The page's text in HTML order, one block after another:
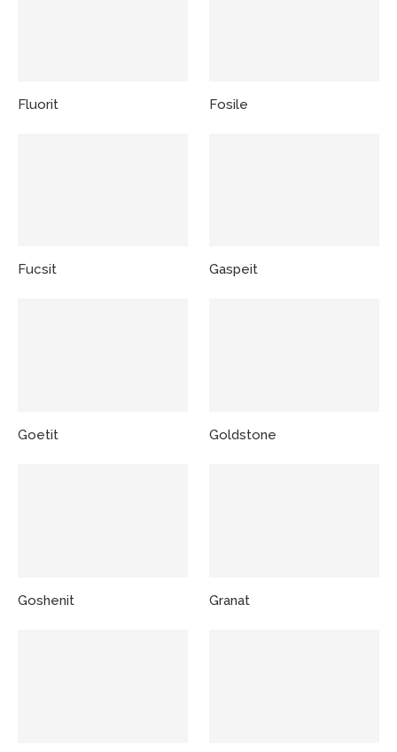
Fluorit Fosile
Fucsit Gaspeit
Goetit Goldstone
Goshenit Granat